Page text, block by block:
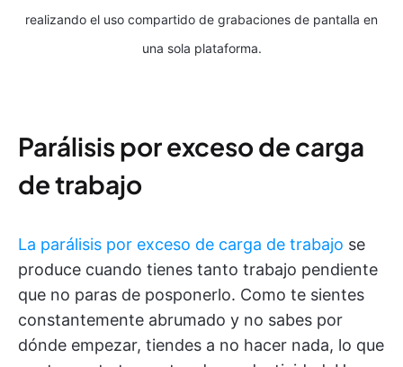
realizando el uso compartido de grabaciones de pantalla en
una sola plataforma.
Parálisis por exceso de carga
de trabajo
La parálisis por exceso de carga de trabajo se
produce cuando tienes tanto trabajo pendiente
que no paras de posponerlo. Como te sientes
constantemente abrumado y no sabes por
dónde empezar, tiendes a no hacer nada, lo que